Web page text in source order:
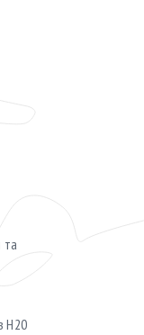
H20